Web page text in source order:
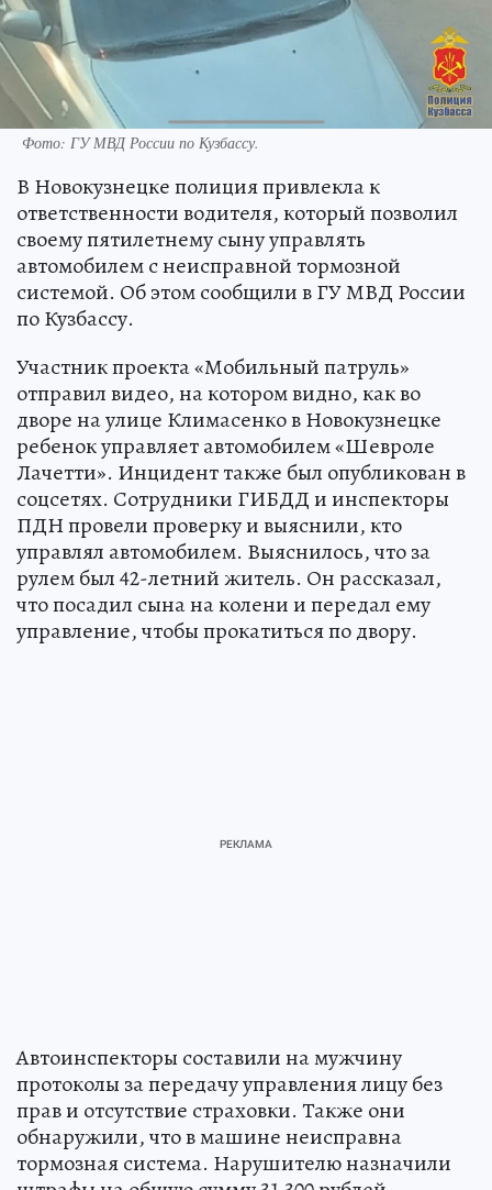
Фото: ГУ МВД России по Кузбассу.
В Новокузнецке полиция привлекла к
ответственности водителя, который позволил
своему пятилетнему сыну управлять
автомобилем с неисправной тормозной
системой. Об этом сообщили в ГУ МВД России
по Кузбассу.
Участник проекта «Мобильный патруль»
отправил видео, на котором видно, как во
дворе на улице Климасенко в Новокузнецке
ребенок управляет автомобилем «Шевроле
Лачетти». Инцидент также был опубликован в
соцсетях. Сотрудники ГИБДД и инспекторы
ПДН провели проверку и выяснили, кто
управлял автомобилем. Выяснилось, что за
рулем был 42-летний житель. Он рассказал,
что посадил сына на колени и передал ему
управление, чтобы прокатиться по двору.
Автоинспекторы составили на мужчину
протоколы за передачу управления лицу без
прав и отсутствие страховки. Также они
обнаружили, что в машине неисправна
тормозная система. Нарушителю назначили